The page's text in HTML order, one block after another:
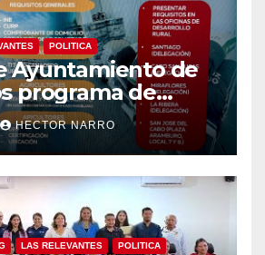
POLITICA
Ayuntamiento de
programa de
agricultores,
y apicultores
HECTOR NARRO
LAS RELEVANTES POLITICA